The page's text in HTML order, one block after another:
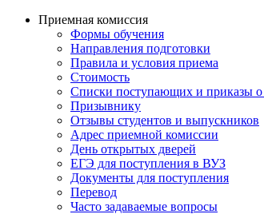
Приемная комиссия
Формы обучения
Направления подготовки
Правила и условия приема
Стоимость
Списки поступающих и приказы о
Призывнику
Отзывы студентов и выпускников
Адрес приемной комиссии
День открытых дверей
ЕГЭ для поступления в ВУЗ
Документы для поступления
Перевод
Часто задаваемые вопросы